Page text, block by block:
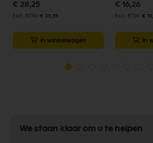
€ 28,25
€ 23,35
In winkelwagen
€ 16,26
€
In
We staan klaar om u te helpen